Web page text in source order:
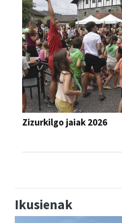
Zizurkilgo jaiak 2026
Ikusienak